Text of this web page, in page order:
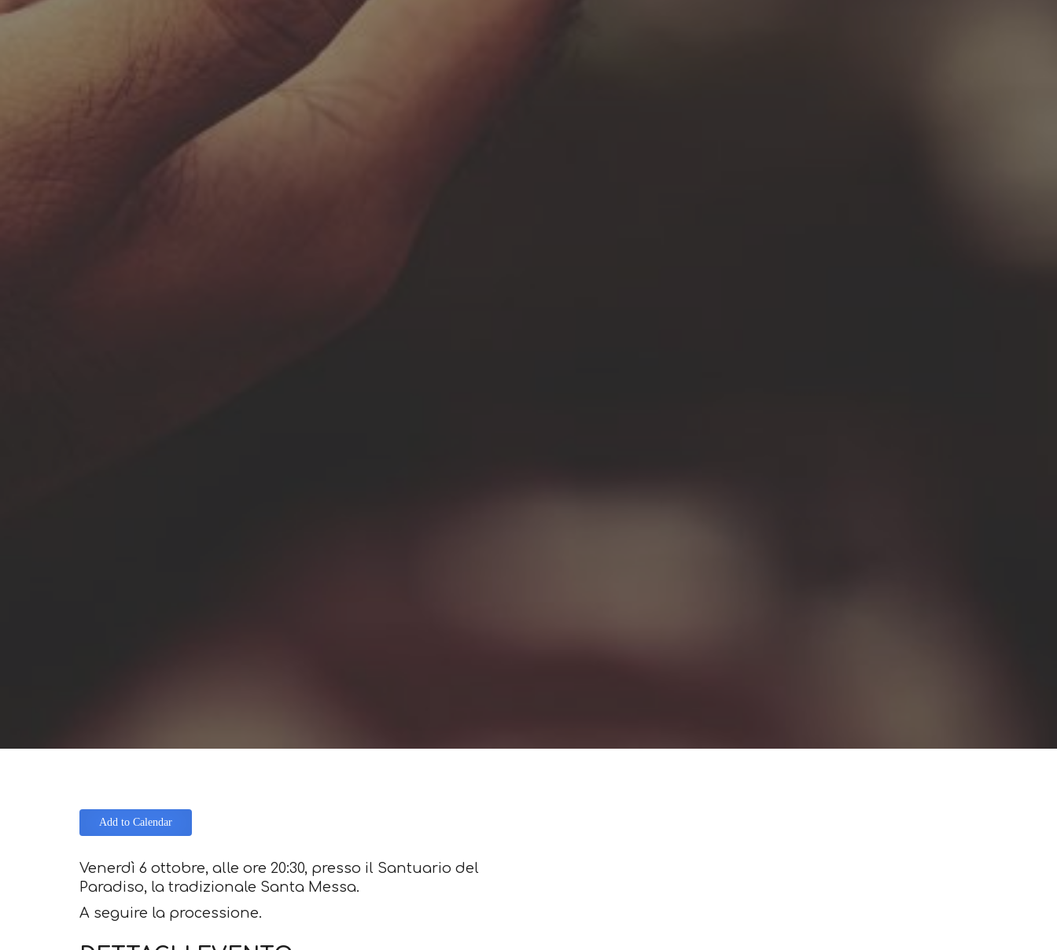
Add to Calendar
Venerdì 6 ottobre, alle ore 20:30, presso il Santuario del
Paradiso, la tradizionale Santa Messa.
A seguire la processione.